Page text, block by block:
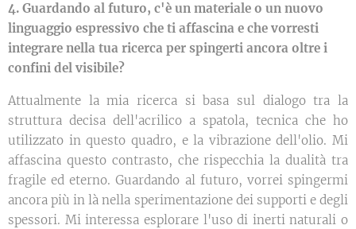
4. Guardando al futuro, c'è un materiale o un nuovo
linguaggio espressivo che ti affascina e che vorresti
integrare nella tua ricerca per spingerti ancora oltre i
confini del visibile?
Attualmente la mia ricerca si basa sul dialogo tra la
struttura decisa dell'acrilico a spatola, tecnica che ho
utilizzato in questo quadro, e la vibrazione dell'olio. Mi
affascina questo contrasto, che rispecchia la dualità tra
fragile ed eterno. Guardando al futuro, vorrei spingermi
ancora più in là nella sperimentazione dei supporti e degli
spessori. Mi interessa esplorare l'uso di inerti naturali o